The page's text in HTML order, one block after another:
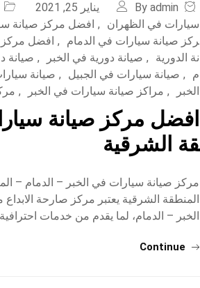
By admin يناير 25, 2021
سيارات في الظهران
, افضل مركز صيانة
ركز صيانة سيارات في الدمام
, افضل مركز
نة الدورية
, صيانة دورية في الخبر , صيانة
م
, صيانة سيارات في الجبيل , صيانة
الخبر
, مراكز صيانة سيارات في الخبر ,
افضل مركز صيانة
قة الشرقية
مركز صيانة سيارات في الخبر – الدمام –
المنطقة الشرقية يعتبر مركز صارحة
الخبر – الدمام، لما يقدم من خدمات
Continue